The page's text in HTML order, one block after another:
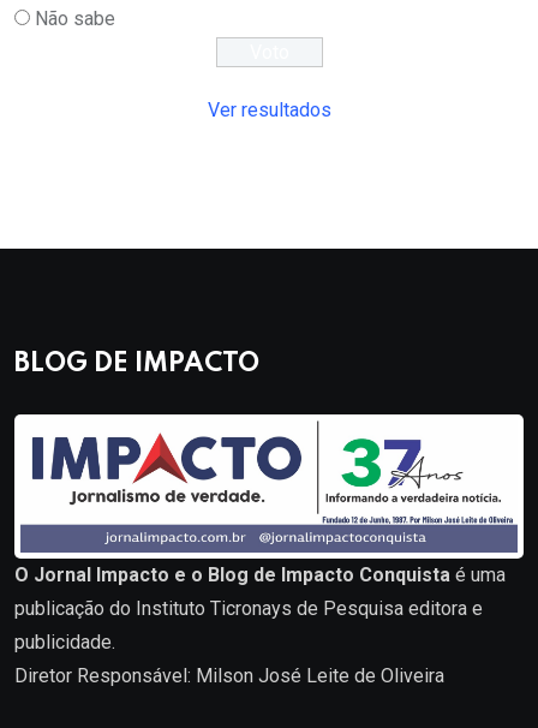
Não sabe
Ver resultados
BLOG DE IMPACTO
O Jornal Impacto e o Blog de Impacto Conquista é uma
publicação do Instituto Ticronays de Pesquisa editora e
publicidade.
Diretor Responsável: Milson José Leite de Oliveira